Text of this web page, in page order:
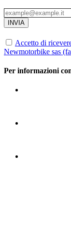
INVIA
Accetto di
Newmotorbike sas
Per informazioni